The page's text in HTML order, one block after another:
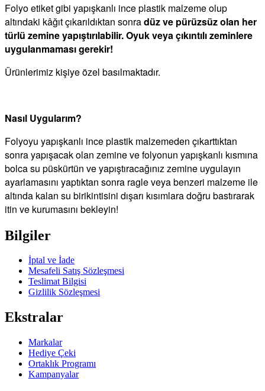
Folyo etiket gibi yapışkanlı ince plastik malzeme olup
altındaki kâğıt çıkarıldıktan sonradüz ve pürüzsüz olan her
türlü zemine yapıştırılabilir. Oyuk veya çıkıntılı zeminlere
uygulanmaması gerekir!
Ürünlerimiz kişiye özel basılmaktadır.
Nasıl Uygularım?
Folyoyu yapışkanlı ince plastik malzemeden çıkarttıktan
sonra yapışacak olan zemine ve folyonun yapışkanlı kısmına
bolca su püskürtün ve yapıştıracağınız zemine uygulayın
ayarlamasını yaptıktan sonra ragle veya benzeri malzeme ile
altında kalan su birikintisini dışarı kısımlara doğru bastırarak
itin ve kurumasını bekleyin!
Bilgiler
İptal ve İade
Mesafeli Satış Sözleşmesi
Teslimat Bilgisi
Gizlilik Sözleşmesi
Ekstralar
Markalar
Hediye Çeki
Ortaklık Programı
Kampanyalar